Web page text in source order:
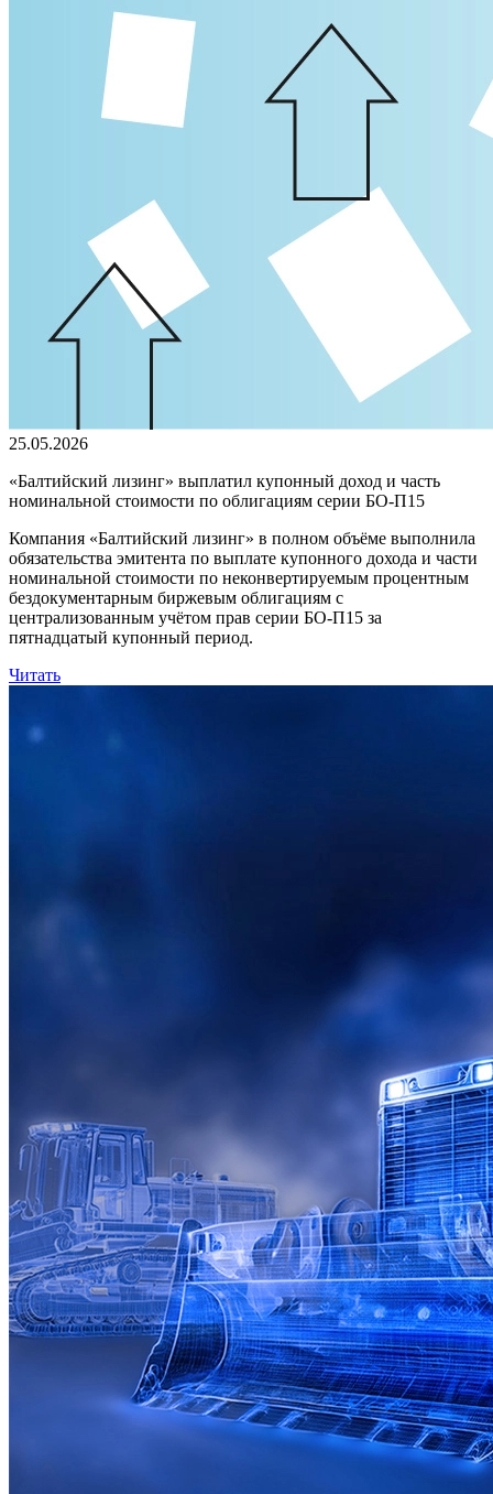
25.05.2026
«Балтийский лизинг» выплатил купонный доход и часть
номинальной стоимости по облигациям серии БО-П15
Компания «Балтийский лизинг» в полном объёме выполнила
обязательства эмитента по выплате купонного дохода и части
номинальной стоимости по неконвертируемым процентным
бездокументарным биржевым облигациям с
централизованным учётом прав серии БО-П15 за
пятнадцатый купонный период.
Читать